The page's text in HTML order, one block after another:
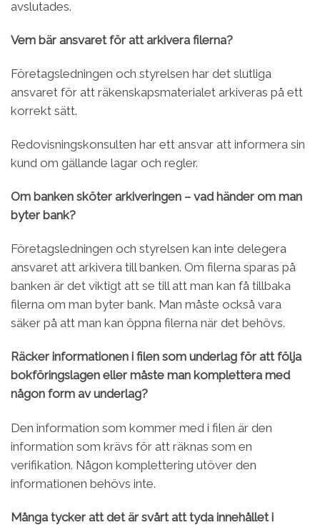
avslutades.
Vem bär ansvaret för att arkivera filerna?
Företagsledningen och styrelsen har det slutliga
ansvaret för att räkenskapsmaterialet arkiveras på ett
korrekt sätt.
Redovisningskonsulten har ett ansvar att informera sin
kund om gällande lagar och regler.
Om banken sköter arkiveringen – vad händer om man
byter bank?
Företagsledningen och styrelsen kan inte delegera
ansvaret att arkivera till banken. Om filerna sparas på
banken är det viktigt att se till att man kan få tillbaka
filerna om man byter bank. Man måste också vara
säker på att man kan öppna filerna när det behövs.
Räcker informationen i filen som underlag för att följa
bokföringslagen eller måste man komplettera med
någon form av underlag?
Den information som kommer med i filen är den
information som krävs för att räknas som en
verifikation. Någon komplettering utöver den
informationen behövs inte.
Många tycker att det är svårt att tyda innehållet i